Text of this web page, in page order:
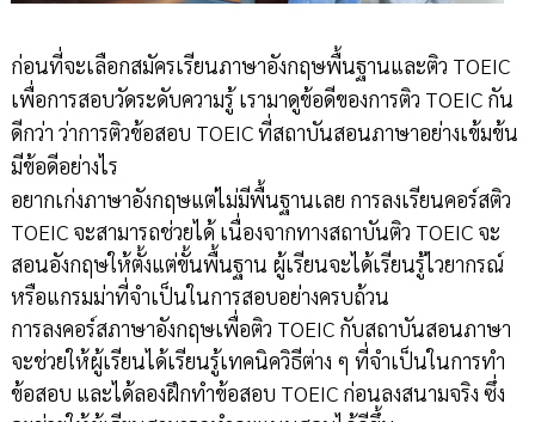
ก่อนที่จะเลือกสมัครเรียนภาษาอังกฤษพื้นฐานและติว TOEIC
เพื่อการสอบวัดระดับความรู้ เรามาดูข้อดีของการติว TOEIC กัน
ดีกว่า ว่าการติวข้อสอบ TOEIC ที่สถาบันสอนภาษาอย่างเข้มข้น
มีข้อดีอย่างไร
อยากเก่งภาษาอังกฤษแต่ไม่มีพื้นฐานเลย การลงเรียนคอร์สติว
TOEIC จะสามารถช่วยได้ เนื่องจากทางสถาบันติว TOEIC จะ
สอนอังกฤษให้ตั้งแต่ขั้นพื้นฐาน ผู้เรียนจะได้เรียนรู้ไวยากรณ์
หรือแกรมม่าที่จำเป็นในการสอบอย่างครบถ้วน
การลงคอร์สภาษาอังกฤษเพื่อติว TOEIC กับสถาบันสอนภาษา
จะช่วยให้ผู้เรียนได้เรียนรู้เทคนิควิธีต่าง ๆ ที่จำเป็นในการทำ
ข้อสอบ และได้ลองฝึกทำข้อสอบ TOEIC ก่อนลงสนามจริง ซึ่ง